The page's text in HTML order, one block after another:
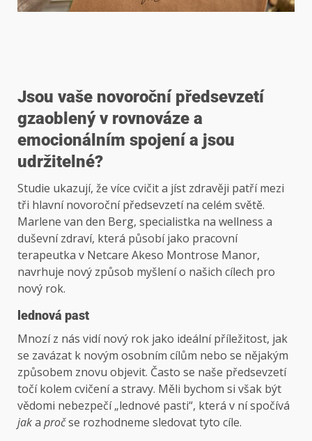
Jsou vaše novoroční předsevzetí
gzaoblenýv rovnováze a
emocionálním spojení a jsou
udržitelné?
Studie ukazují, že více cvičit a jíst zdravěji patří mezi
tři hlavní novoroční předsevzetí na celém světě.
Marlene van den Berg, specialistka na wellness a
duševní zdraví, která působí jako pracovní
terapeutka v Netcare Akeso Montrose Manor,
navrhuje nový způsob myšlení o našich cílech pro
nový rok.
lednová past
Mnozí z nás vidí nový rok jako ideální příležitost, jak
se zavázat k novým osobním cílům nebo se nějakým
způsobem znovu objevit. Často se naše předsevzetí
točí kolem cvičení a stravy. Měli bychom si však být
vědomi nebezpečí „lednové pasti“, která v ní spočívá
jaka pročse rozhodneme sledovat tyto cíle.